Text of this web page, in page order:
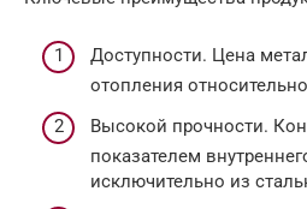
Доступности. Цена
отопления
Высокой прочности.
показателем
исключительно из